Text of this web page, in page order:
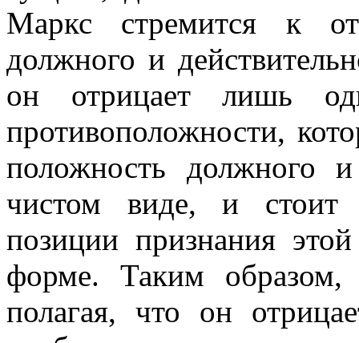
Маркс стремится к
должного и
он отрицает лишь
противоположности,
положность должного
чистом виде, и стоит
позиции признания
форме. Таким образом,
полагая, что он